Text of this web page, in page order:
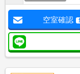
空室確認